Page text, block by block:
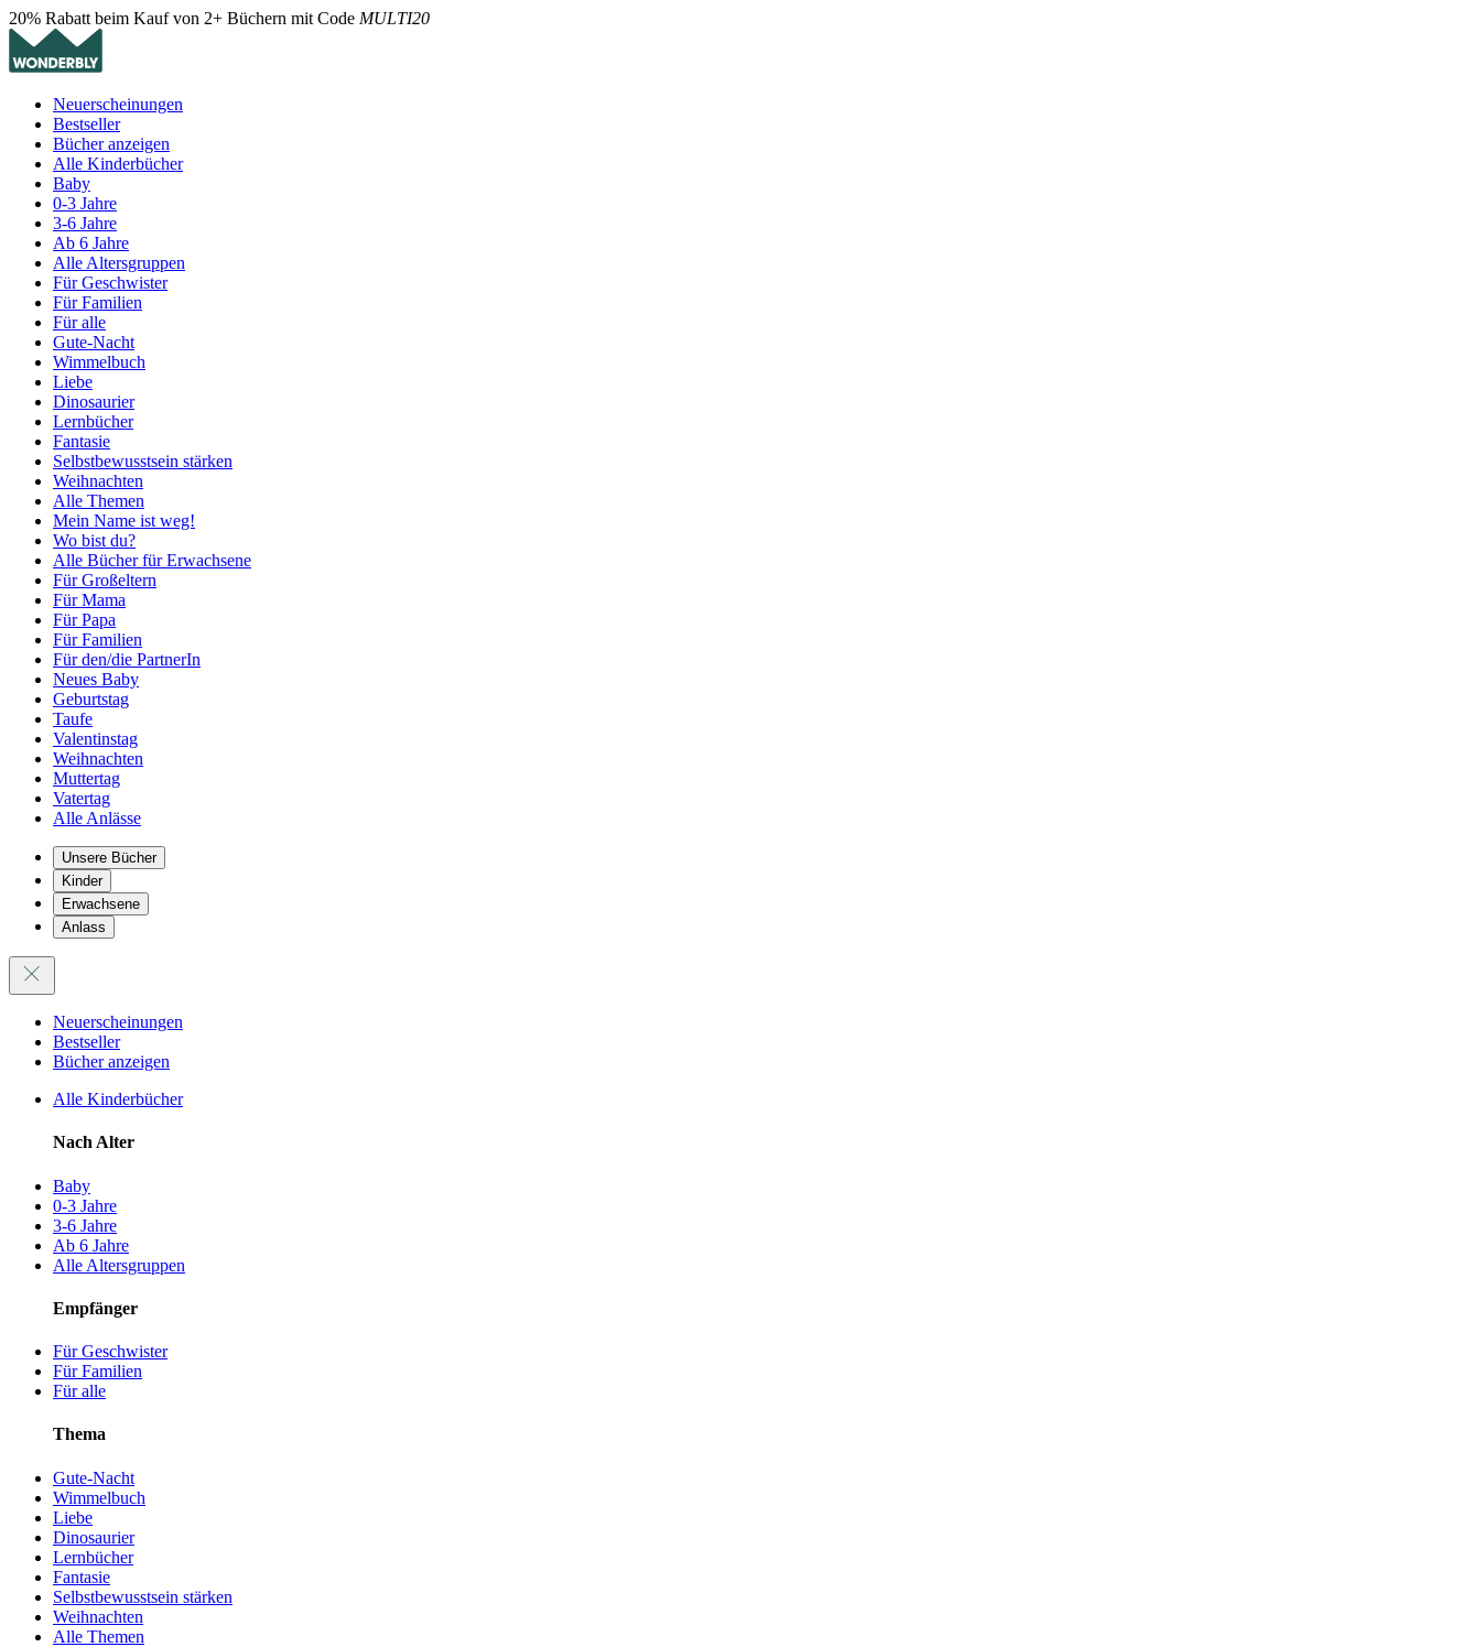
20% Rabatt beim Kauf von 2+ Büchern mit Code MULTI20
Neuerscheinungen
Bestseller
Bücher anzeigen
Alle Kinderbücher
Baby
0-3 Jahre
3-6 Jahre
Ab 6 Jahre
Alle Altersgruppen
Für Geschwister
Für Familien
Für alle
Gute-Nacht
Wimmelbuch
Liebe
Dinosaurier
Lernbücher
Fantasie
Selbstbewusstsein stärken
Weihnachten
Alle Themen
Mein Name ist weg!
Wo bist du?
Alle Bücher für Erwachsene
Für Großeltern
Für Mama
Für Papa
Für Familien
Für den/die PartnerIn
Neues Baby
Geburtstag
Taufe
Valentinstag
Weihnachten
Muttertag
Vatertag
Alle Anlässe
Unsere Bücher
Kinder
Erwachsene
Anlass
Neuerscheinungen
Bestseller
Bücher anzeigen
Alle Kinderbücher
Nach Alter
Baby
0-3 Jahre
3-6 Jahre
Ab 6 Jahre
Alle Altersgruppen
Empfänger
Für Geschwister
Für Familien
Für alle
Thema
Gute-Nacht
Wimmelbuch
Liebe
Dinosaurier
Lernbücher
Fantasie
Selbstbewusstsein stärken
Weihnachten
Alle Themen